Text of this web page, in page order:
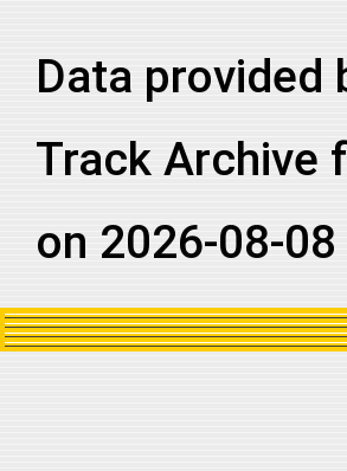
2006161N20275 2006 27
2006161N20275
2006161N20275 2006 27
2006161N20275 2006 27
2006161N20275 2006 27
Data provided
Track Archive
on 2026-08-08